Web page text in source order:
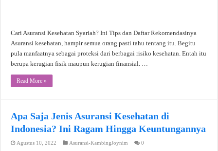
Cari Asuransi Kesehatan Syariah? Ini Tips dan Daftar Rekomendasinya
Asuransi kesehatan, hampir semua orang pasti tahu tentang itu. Begitu
pula manfaatnya sebagai proteksi dari berbagai risiko kesehatan. Entah itu
berupa kerugian fisik maupun kerugian finansial. …
Read More »
Apa Saja Jenis Asuransi Kesehatan di
Indonesia? Ini Ragam Hingga Keuntungannya
Agustus 10, 2022 Asuransi-KambingJoynim 0